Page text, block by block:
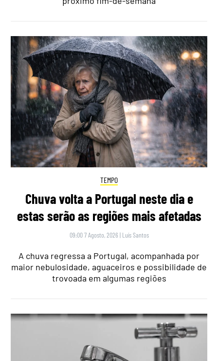
TEMPO
Chuva volta a Portugal neste dia e
estas serão as regiões mais afetadas
09:00 7 Agosto, 2026 | Luís Santos
A chuva regressa a Portugal, acompanhada por
maior nebulosidade, aguaceiros e possibilidade de
trovoada em algumas regiões